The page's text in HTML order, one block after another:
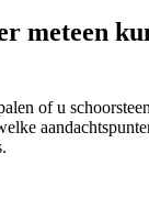
meteen
of u